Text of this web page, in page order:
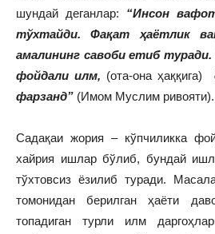
шундай деганлар: “Инсон
тўхтайди. Фақат ҳаётлик
амалининг савоби етиб туради.
фойдали илм, (ота-она ҳаққига)
фарзанд” (Имом Муслим ривояти).
Садақаи жория – кўпчиликка
хайрия ишлар бўлиб, бундай
тўхтовсиз ёзилиб туради.
томонидан берилган ҳаёти
топадиган турли илм